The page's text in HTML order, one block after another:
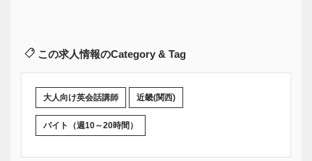
この求人情報のCategory & Tag
大人向け英会話講師 近畿(関西)
バイト（週10～20時間）